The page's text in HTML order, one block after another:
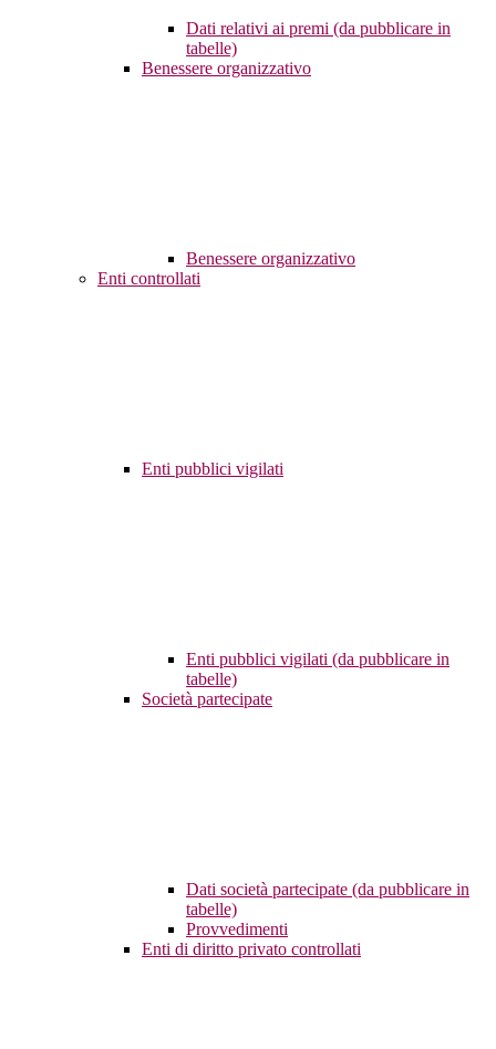
Dati relativi ai premi (da pubblicare in
tabelle)
Benessere organizzativo
Benessere organizzativo
Enti controllati
Enti pubblici vigilati
Enti pubblici vigilati (da pubblicare in
tabelle)
Società partecipate
Dati società partecipate (da pubblicare in
tabelle)
Provvedimenti
Enti di diritto privato controllati